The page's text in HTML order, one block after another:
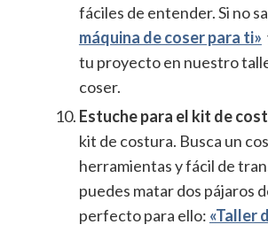
fáciles de entender. Si no
máquina de coser para ti»
tu proyecto en nuestro
coser.
Estuche para el kit de
kit de costura. Busca un
herramientas y fácil de
puedes matar dos pájaros
perfecto para ello: «Taller